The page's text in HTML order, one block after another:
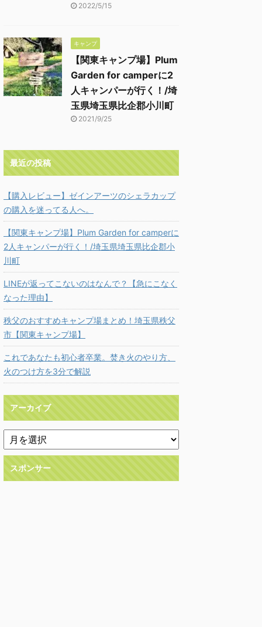
2022/5/15
キャンプ
【関東キャンプ場】Plum
Garden for camperに2
人キャンパーが行く！/埼
玉県埼玉県比企郡小川町
2021/9/25
最近の投稿
【購入レビュー】ゼインアーツのシェラカップ
の購入を迷ってる人へ。
【関東キャンプ場】Plum Garden for camperに
2人キャンパーが行く！/埼玉県埼玉県比企郡小
川町
LINEが返ってこないのはなんで？【急にこなく
なった理由】
秩父のおすすめキャンプ場まとめ！埼玉県秩父
市【関東キャンプ場】
これであなたも初心者卒業。焚き火のやり方、
火のつけ方を3分で解説
アーカイブ
スポンサー